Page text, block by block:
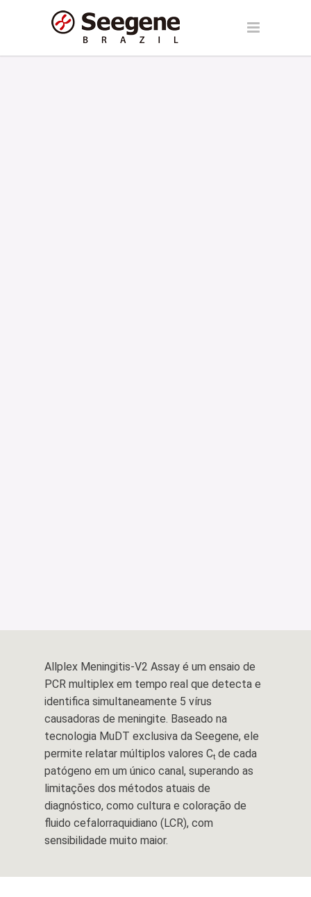
Allplex Meningitis-V2 Assay é um ensaio de
PCR multiplex em tempo real que detecta e
identifica simultaneamente 5 vírus
causadoras de meningite. Baseado na
tecnologia MuDT exclusiva da Seegene, ele
permite relatar múltiplos valores Ct de cada
patógeno em um único canal, superando as
limitações dos métodos atuais de
diagnóstico, como cultura e coloração de
fluido cefalorraquidiano (LCR), com
sensibilidade muito maior.